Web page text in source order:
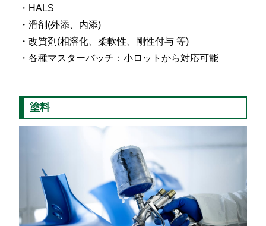
HALS
滑剤(外添、内添)
改質剤(相溶化、柔軟性、剛性付与 等)
各種マスターバッチ：小ロットから対応可能
塗料